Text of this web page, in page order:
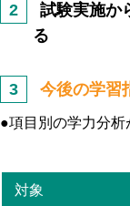
試験実施か
る
今後の学習
●項目別の学力分
対象